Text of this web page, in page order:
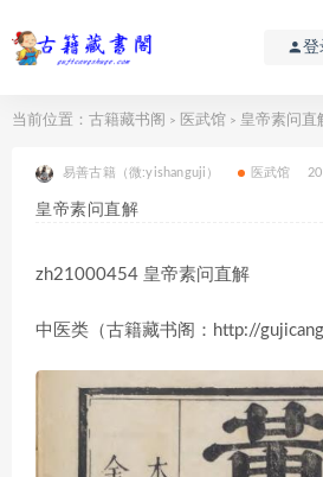
登
当前位置： 古籍藏书阁 > 医武馆 > 皇帝素问直
易善古籍（微:yishanguji） 医武馆
皇帝素问直解
zh21000454 皇帝素问直解
中医类（古籍藏书阁：http://